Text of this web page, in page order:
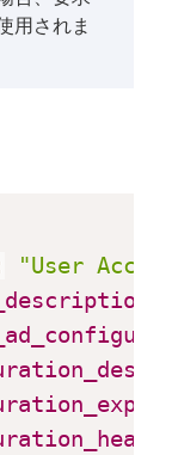
用されま
"User